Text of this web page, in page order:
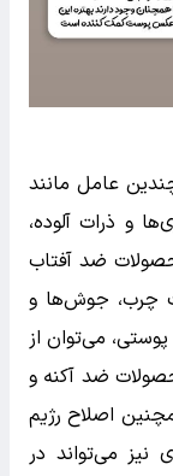
عامل مانند
و ذرات آلوده،
ضد آفتاب
چرب، جوش‌ها و
می‌توان از
ضد آکنه و
اصلاح رژیم
می‌تواند در